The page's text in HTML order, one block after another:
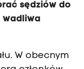
sędziów do
wadliwa
W obecnym